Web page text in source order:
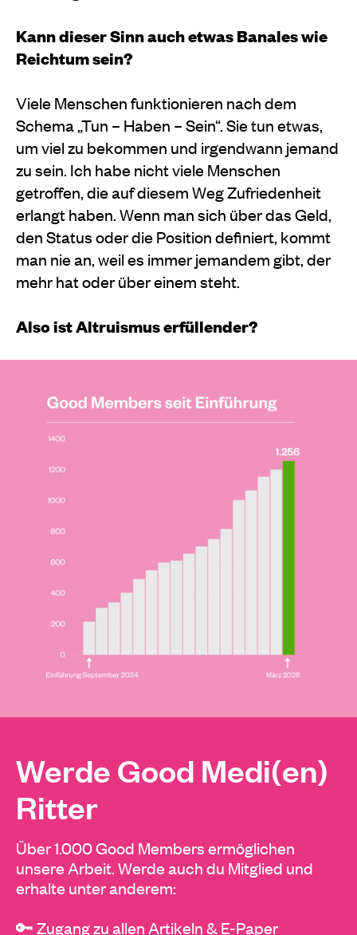
Kann dieser Sinn auch etwas Banales wie
Reichtum sein?
Viele Menschen funktionieren nach dem
Schema „Tun – Haben – Sein“. Sie tun etwas,
um viel zu bekommen und irgendwann jemand
zu sein. Ich habe nicht viele Menschen
getroffen, die auf diesem Weg Zufriedenheit
erlangt haben. Wenn man sich über das Geld,
den Status oder die Position definiert, kommt
man nie an, weil es immer jemandem gibt, der
mehr hat oder über einem steht.
Also ist Altruismus erfüllender?
Werde Good Medi(en)
Ritter
Über 1.000 Good Members ermöglichen
unsere Arbeit. Werde auch du Mitglied und
erhalte unter anderem:
🔑 Zugang zu allen Artikeln & E-Paper